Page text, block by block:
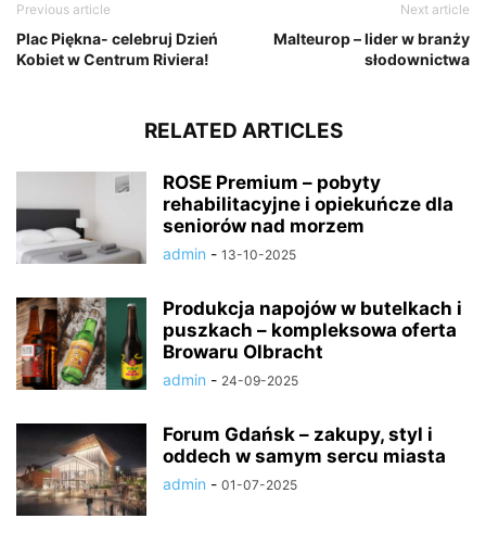
Previous article
Plac Piękna- celebruj Dzień
Kobiet w Centrum Riviera!
Next article
Malteurop – lider w branży
słodownictwa
RELATED ARTICLES
ROSE Premium – pobyty
rehabilitacyjne i opiekuńcze dla
seniorów nad morzem
admin - 13-10-2025
Produkcja napojów w butelkach i
puszkach – kompleksowa oferta
Browaru Olbracht
admin - 24-09-2025
Forum Gdańsk – zakupy, styl i
oddech w samym sercu miasta
admin - 01-07-2025